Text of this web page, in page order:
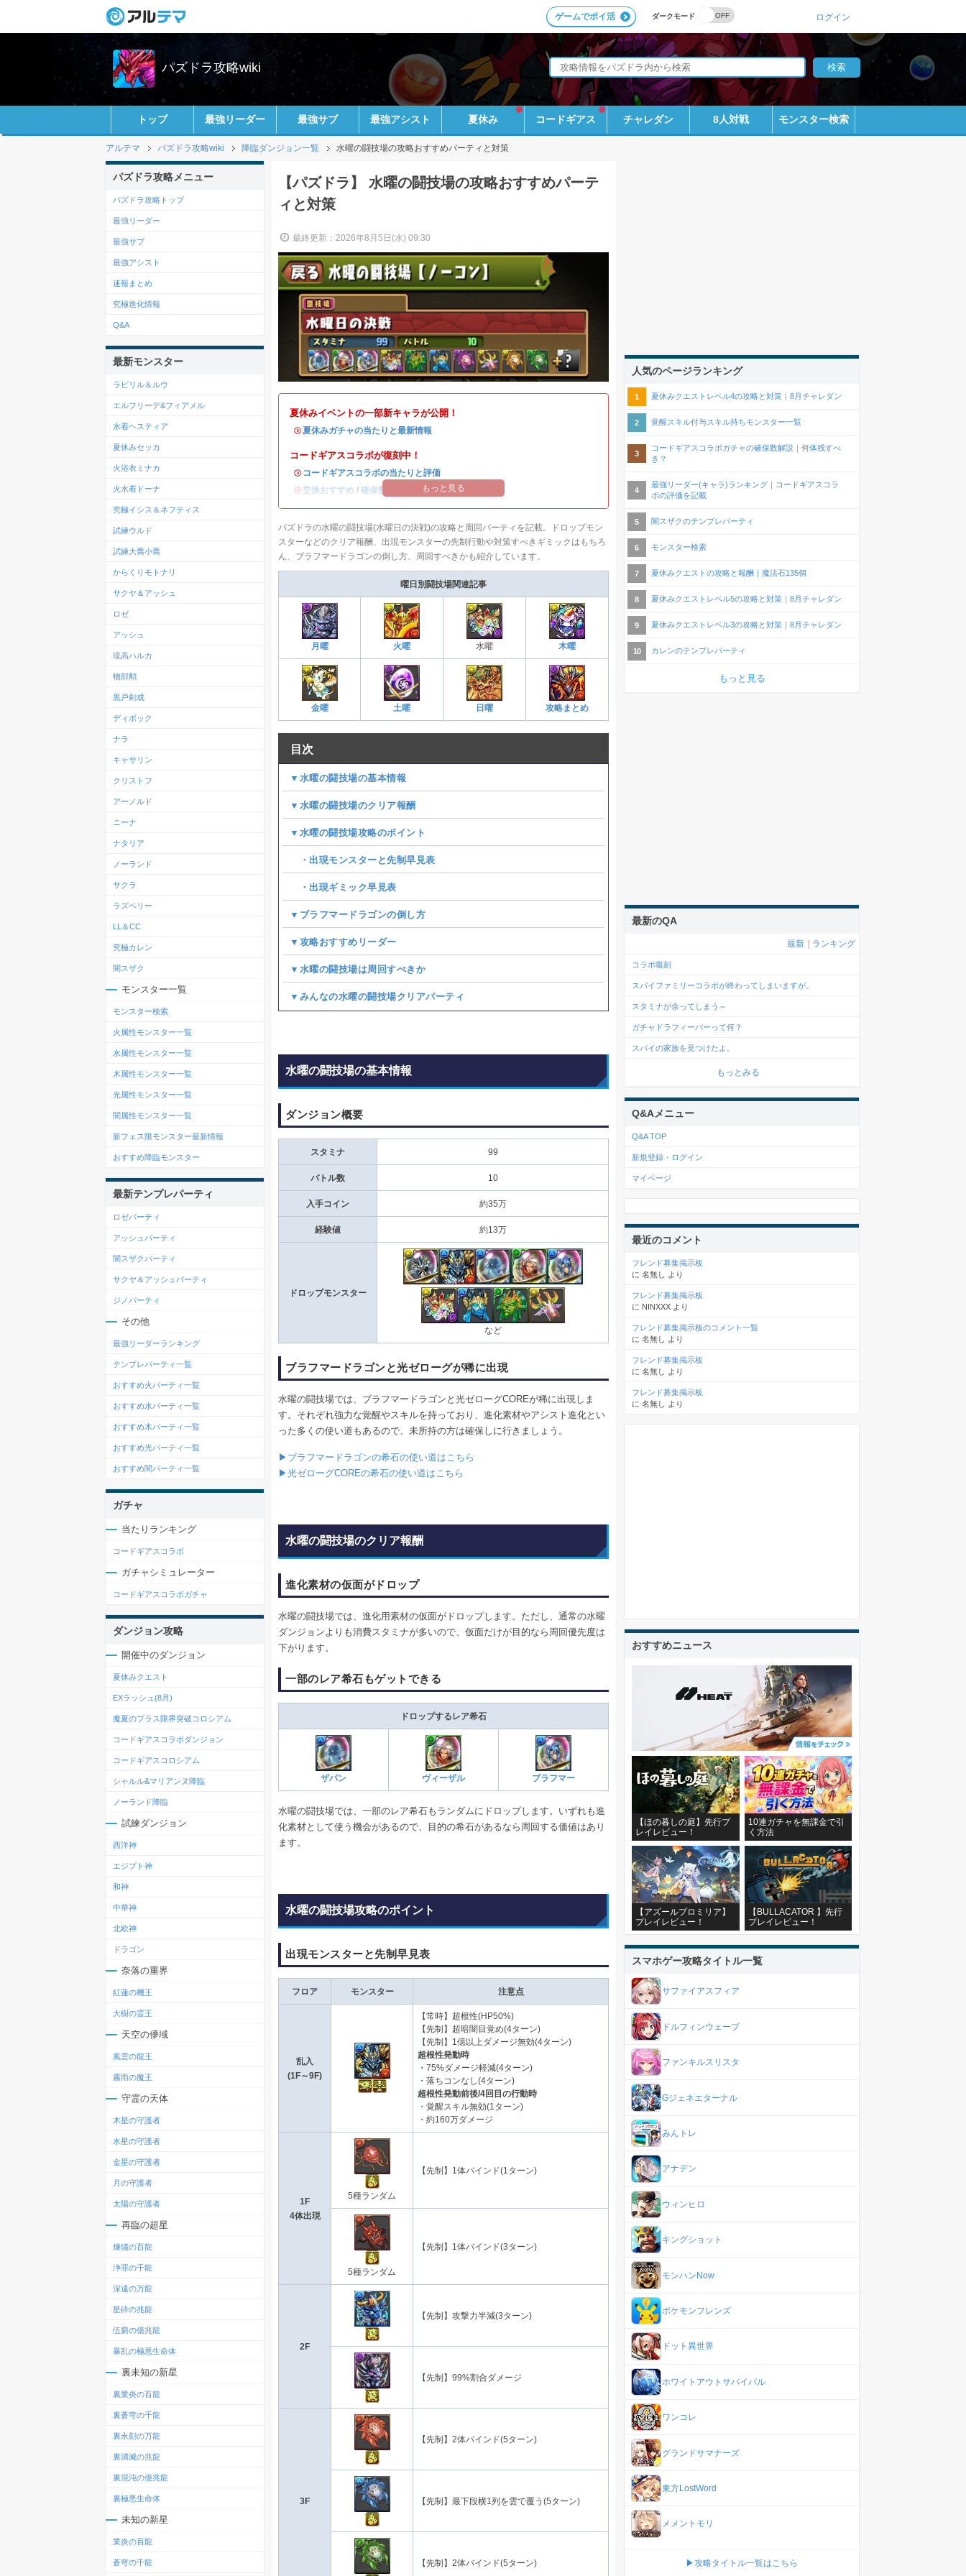
ダークモード
ゲームでポイ活 ログイン
パズドラ攻略wiki
トップ 最強リーダー 最強サブ 最強アシスト 夏休み コードギアス チャレダン 8人対戦 モンスター検索
アルテマ パズドラ攻略wiki 降臨ダンジョン一覧 水曜の闘技場の攻略おすすめパーティと対策
【パズドラ】 水曜の闘技場の攻略おすすめパーテ
ィと対策
最終更新：2026年8月5日(水) 09:30
夏休みイベントの一部新キャラが公開！
・夏休みガチャの当たりと最新情報
コードギアスコラボが復刻中！
・ コードギアスコラボの当たりと評価
・交換おすすめ / 確保数解説 もっと見る
パズドラの水曜の闘技場(水曜日の決戦)の攻略と周回パーティを記載。ドロップモン
スターなどのクリア報酬、出現モンスターの先制行動や対策すべきギミックはもちろ
ん、ブラフマードラゴンの倒し方、周回すべきかも紹介しています。
曜日別闘技場関連記事
月曜 火曜 水曜 木曜
金曜 土曜 日曜 攻略まとめ
目次
▼水曜の闘技場の基本情報
▼水曜の闘技場のクリア報酬
▼水曜の闘技場攻略のポイント
・出現モンスターと先制早見表
・出現ギミック早見表
▼ブラフマードラゴンの倒し方
▼攻略おすすめリーダー
▼水曜の闘技場は周回すべきか
▼みんなの水曜の闘技場クリアパーティ
水曜の闘技場の基本情報
ダンジョン概要
スタミナ 99
バトル数 10
入手コイン 約35万
経験値 約13万
ドロップモンスター
など
ブラフマードラゴンと光ゼローグが稀に出現
水曜の闘技場では、ブラフマードラゴンと光ゼローグCOREが稀に出現しま
す。それぞれ強力な覚醒やスキルを持っており、進化素材やアシスト進化とい
った多くの使い道もあるので、未所持の方は確保しに行きましょう。
▶ブラフマードラゴンの希石の使い道はこちら
▶光ゼローグCOREの希石の使い道はこちら
水曜の闘技場のクリア報酬
進化素材の仮面がドロップ
水曜の闘技場では、進化用素材の仮面がドロップします。ただし、通常の水曜
ダンジョンよりも消費スタミナが多いので、仮面だけが目的なら周回優先度は
下がります。
一部のレア希石もゲットできる
ドロップするレア希石
ザパン ヴィーザル ブラフマー
水曜の闘技場では、一部のレア希石もランダムにドロップします。いずれも進
化素材として使う機会があるので、目的の希石があるなら周回する価値はあり
ます。
水曜の闘技場攻略のポイント
出現モンスターと先制早見表
フロア モンスター 注意点
乱入
(1F～9F)
【常時】超根性(HP50%)
【先制】超暗闇目覚め(4ターン)
【先制】1億以上ダメージ無効(4ターン)
超根性発動時
・75%ダメージ軽減(4ターン)
・落ちコンなし(4ターン)
超根性発動前後/4回目の行動時
・覚醒スキル無効(1ターン)
・約160万ダメージ
1F
4体出現
5種ランダム
【先制】1体バインド(1ターン)
5種ランダム
【先制】1体バインド(3ターン)
2F
【先制】攻撃力半減(3ターン)
【先制】99%割合ダメージ
3F
【先制】2体バインド(5ターン)
【先制】最下段横1列を雲で覆う(5ターン)
【先制】2体バインド(5ターン)
パズドラ攻略メニュー
パズドラ攻略トップ
最強リーダー
最強サブ
最強アシスト
速報まとめ
究極進化情報
Q&A
最新モンスター
ラビリル＆ルウ
エルフリーデ&フィアメル
水着ヘスティア
夏休みセッカ
火浴衣ミナカ
火水着ドーナ
究極イシス＆ネフティス
試練ウルド
試練大喬小喬
からくりモトナリ
サクヤ＆アッシュ
ロゼ
アッシュ
琉高ハルカ
物部勲
黒戸剣成
ディボック
ナラ
キャサリン
クリストフ
アーノルド
ニーナ
ナタリア
ノーランド
サクラ
ラズベリー
LL＆CC
究極カレン
闇スザク
モンスター一覧
モンスター検索
火属性モンスター一覧
水属性モンスター一覧
木属性モンスター一覧
光属性モンスター一覧
闇属性モンスター一覧
新フェス限モンスター最新情報
おすすめ降臨モンスター
最新テンプレパーティ
ロゼパーティ
アッシュパーティ
闇スザクパーティ
サクヤ＆アッシュパーティ
ジノパーティ
その他
最強リーダーランキング
テンプレパーティ一覧
おすすめ火パーティ一覧
おすすめ水パーティ一覧
おすすめ木パーティ一覧
おすすめ光パーティ一覧
おすすめ闇パーティ一覧
ガチャ
当たりランキング
コードギアスコラボ
ガチャシミュレーター
コードギアスコラボガチャ
ダンジョン攻略
開催中のダンジョン
夏休みクエスト
EXラッシュ(8月)
魔夏のプラス限界突破コロシアム
コードギアスコラボダンジョン
コードギアスコロシアム
シャルル&マリアンヌ降臨
ノーランド降臨
試練ダンジョン
西洋神
エジプト神
和神
中華神
北欧神
ドラゴン
奈落の重界
紅蓮の機王
大樹の霊王
天空の儚域
風雲の龍王
霧雨の魔王
守霊の天体
木星の守護者
水星の守護者
金星の守護者
月の守護者
太陽の守護者
再臨の超星
煉燼の百龍
浄罪の千龍
深遠の万龍
星砕の兆龍
伍窮の億兆龍
暴乱の極悪生命体
裏未知の新星
裏業炎の百龍
裏蒼穹の千龍
裏永刻の万龍
裏潰滅の兆龍
裏混沌の億兆龍
裏極悪生命体
未知の新星
業炎の百龍
蒼穹の千龍
人気のページランキング
夏休みクエストレベル4の攻略と対策｜8月チャレダン
覚醒スキル付与スキル持ちモンスター一覧
コードギアスコラボガチャの確保数解説｜何体残すべ
き？
最強リーダー(キャラ)ランキング｜コードギアスコラ
ボの評価を記載
闇スザクのテンプレパーティ
モンスター検索
夏休みクエストの攻略と報酬｜魔法石135個
夏休みクエストレベル5の攻略と対策｜8月チャレダン
夏休みクエストレベル3の攻略と対策｜8月チャレダン
カレンのテンプレパーティ
もっと見る
最新のQA
最新 ランキング
コラボ復刻
スパイファミリーコラボが終わってしまいますが。
スタミナが余ってしまう～
ガチャドラフィーバーって何？
スパイの家族を見つけたよ。
もっとみる
Q&Aメニュー
Q&A TOP
新規登録・ログイン
マイページ
最近のコメント
フレンド募集掲示板
に 名無し より
フレンド募集掲示板
に NINXXX より
フレンド募集掲示板のコメント一覧
に 名無し より
フレンド募集掲示板
に 名無し より
フレンド募集掲示板
に 名無し より
おすすめニュース
【ほの暮しの庭】先行プ
レイレビュー！
10連ガチャを無課金で引
く方法
【アズールプロミリア】
プレイレビュー！
【BULLACATOR 】先行
プレイレビュー！
スマホゲー攻略タイトル一覧
サファイアスフィア
ドルフィンウェーブ
ファンキルスリスタ
Gジェネエターナル
みんトレ
アナデン
ウィンヒロ
キングショット
モンハンNow
ポケモンフレンズ
ドット異世界
ホワイトアウトサバイバル
ワンコレ
グランドサマナーズ
東方LostWord
メメントモリ
▶攻略タイトル一覧はこちら